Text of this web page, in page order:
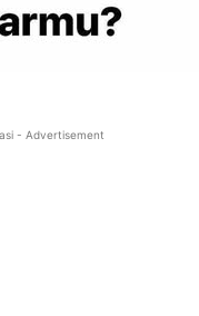
- Advertisement